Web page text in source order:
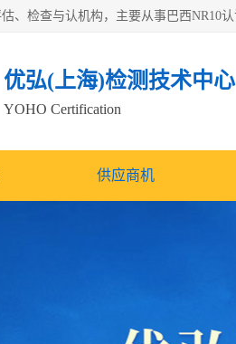
优弘(上海)检测技术中心
YOHO Certification
供应商机